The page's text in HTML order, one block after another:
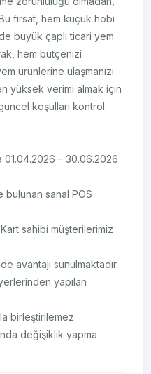
fırsat, hem küçük hobi
büyük çaplı ticari yem
hem bütçenizi
ürünlerine ulaşmanızı
yüksek verimi almak için
koşulları kontrol
01.04.2026 – 30.06.2026
bulunan sanal POS
sahibi müşterilerimiz
avantajı sunulmaktadır.
yapılan
birleştirilemez.
değişiklik yapma